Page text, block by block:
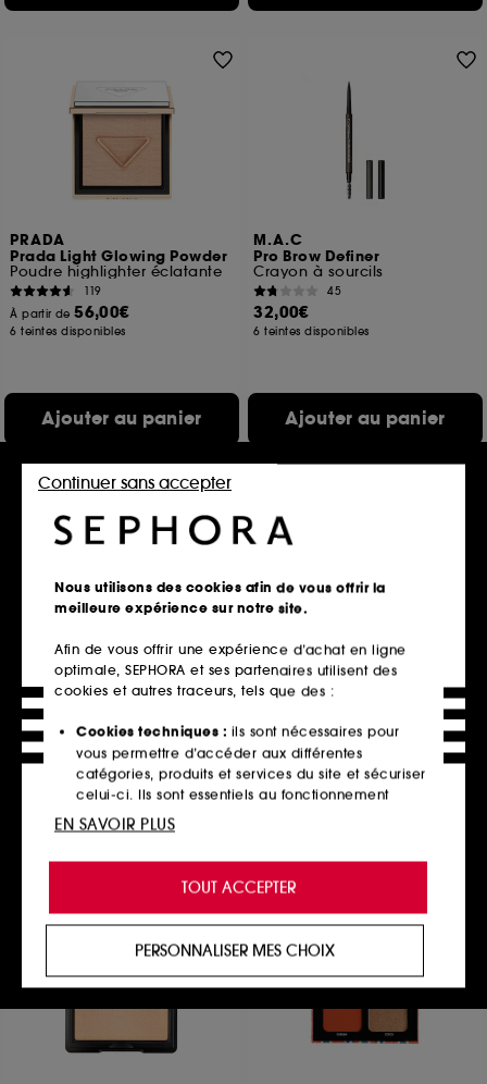
PRADA
Prada Light Glowing Powder
Poudre highlighter éclatante
119
À partir de56,00€
6 teintes disponibles
Ajouter au panier
M.A.C
Pro Brow Definer
Crayon à sourcils
45
32,00€
6 teintes disponibles
Ajouter au panier
TARTE
Maneater Satin Blush Cheek
Plump
Blush
31
32,00€
2 teintes disponibles
M.A.C
Dazzlelips Crayon
43
29,90€
6 teintes disponibles
Nous utilisons des cookies afin de vous offrir la
meilleure expérience sur notre site.
Afin de vous offrir une expérience d’achat en ligne
optimale, SEPHORA et ses partenaires utilisent des
cookies et autres traceurs, tels que des :
Cookies techniques : ils sont nécessaires pour
vous permettre d’accéder aux différentes
catégories, produits et services du site et sécuriser
celui-ci. Ils sont essentiels au fonctionnement
technique du site et ne peuvent être désactivés.
de vous offrir une expérience enrichie et
personnalisée en vous recommandant des
produits, des services et des contenus qui
proposer des offres promotionnelles adaptées à
votre profil.
utilisés pour vous présenter du contenu susceptible
TOUT ACCEPTER
Continuer sans accepter
PERSONNALISER MES CHOIX
EN SAVOIR PLUS